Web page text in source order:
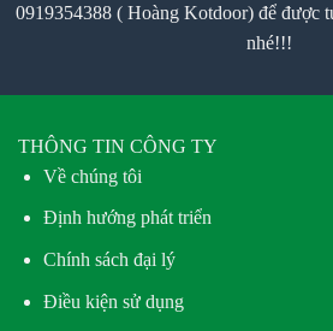
0919354388 ( Hoàng Kotdoor) để được
nhé!!!
THÔNG TIN CÔNG TY
Về chúng tôi
Định hướng phát triển
Chính sách đại lý
Điều kiện sử dụng